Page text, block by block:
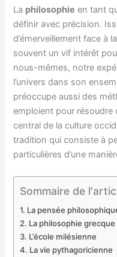
La philosophie en tant
définir avec précision.
d’émerveillement face à
souvent un vif intérêt
nous-mêmes, notre
l’univers dans son
préoccupe aussi des
emploient pour résoudre
central de la culture
tradition qui consiste à
particulières d’une
Sommaire de
La pensée
La philosophie grecque
L’école milésienne
La vie pythagoricienne